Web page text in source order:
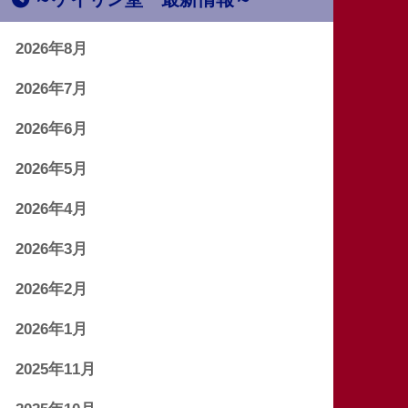
2026年8月
2026年7月
2026年6月
2026年5月
2026年4月
2026年3月
2026年2月
2026年1月
2025年11月